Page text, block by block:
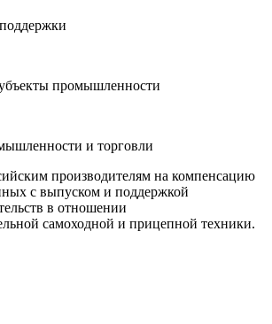
промышленности
и торговли
производителям на компенсацию
с выпуском и поддержкой
в отношении
самоходной и прицепной техники.